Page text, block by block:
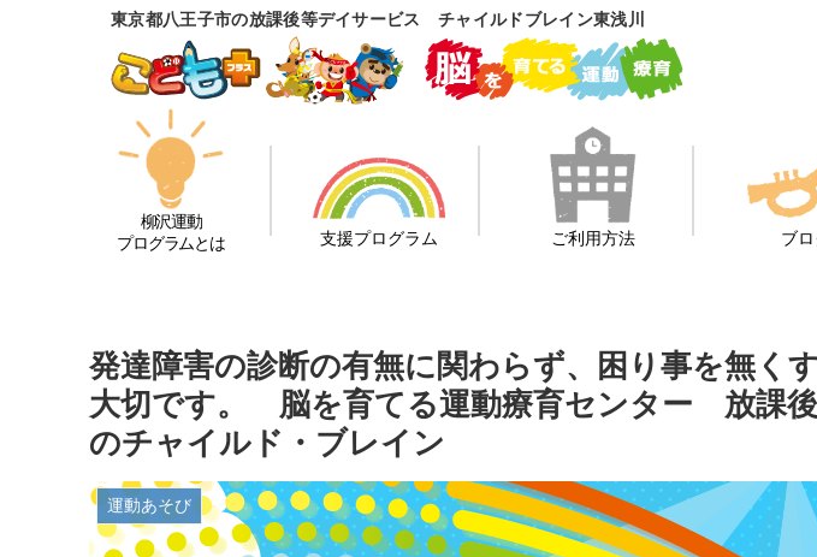
東京都八王子市の放課後等デイサービス チャイルドブレイン東浅川
柳沢運動
プログラムとは
支援プログラム ご利用方法 ブ
発達障害の診断の有無に関わらず、困り事を無く
大切です。 脳を育てる運動療育センター 放課
のチャイルド・ブレイン
運動あそび